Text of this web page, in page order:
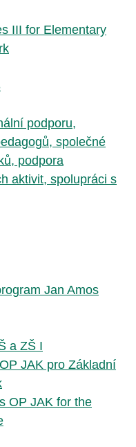
III for Elementary
podporu,
společné
podpora
aktivit, spolupráci s
Jan Amos
a ZŠ I
JAK pro Základní
OP JAK for the